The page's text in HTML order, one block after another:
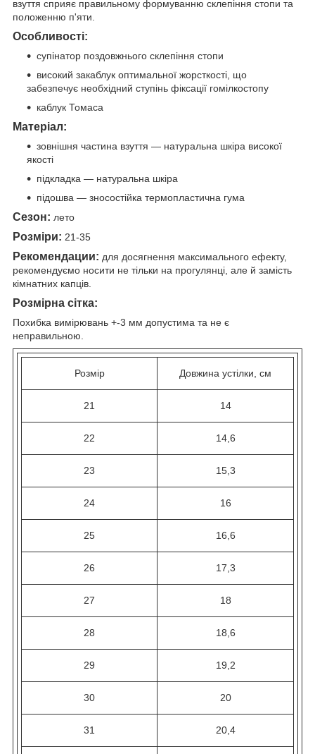
взуття сприяє правильному формуванню склепіння стопи та
положенню п'яти.
Особливості:
супінатор поздовжнього склепіння стопи
високий закаблук оптимальної жорсткості, що
забезпечує необхідний ступінь фіксації гомілкостопу
каблук Томаса
Матеріал:
зовнішня частина взуття — натуральна шкіра високої
якості
підкладка — натуральна шкіра
підошва — зносостійка термопластична гума
Сезон: лето
Розміри: 21-35
Рекомендации: для досягнення максимального ефекту,
рекомендуємо носити не тільки на прогулянці, але й замість
кімнатних капців.
Розмірна сітка:
Похибка вимірювань +-3 мм допустима та не є
неправильною.
Розмір Довжина устілки, см
21 14
22 14,6
23 15,3
24 16
25 16,6
26 17,3
27 18
28 18,6
29 19,2
30 20
31 20,4